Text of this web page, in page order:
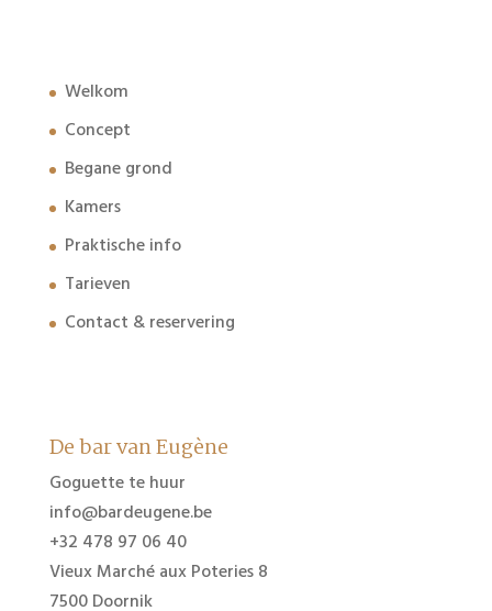
Welkom
Concept
Begane grond
Kamers
Praktische info
Tarieven
Contact & reservering
De bar van Eugène
Goguette te huur
info@bardeugene.be
+32 478 97 06 40
Vieux Marché aux Poteries 8
7500 Doornik